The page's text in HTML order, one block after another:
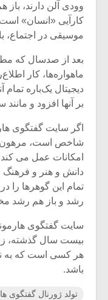
وودی آلن دارند، باز
کارآیی «انسان»
موسیقی در اجتماع،
بعد از صدسال که
ماهواره‌ها، کار
دیجیتال یک‌باره تمام
بر آنها افزود و
اگر سایت گفتگوی
شاخص است، مرهون
امکانات عمل می
دانش و هنر و فرهنگ
تمام این گوهرها را
رشد و باز هم رشد
سایت گفتگوی
بیست سال گذشته،
هر کسی است که به
باشد.
تولد ژورنال گفتگوی